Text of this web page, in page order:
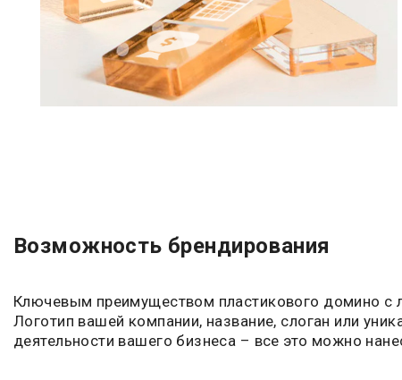
Возможность брендирования
Ключевым преимуществом пластикового домино с
Логотип вашей компании, название, слоган или
деятельности вашего бизнеса – все это можно